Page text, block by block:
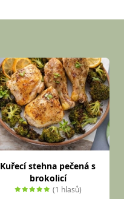
Kuřecí stehna pečená s
brokolicí
(1 hlasů)